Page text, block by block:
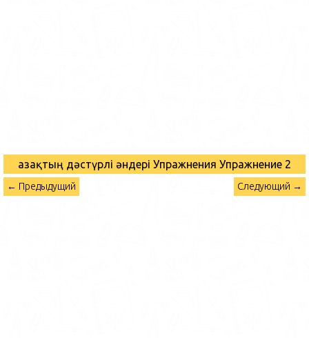
Қазақтың дәстүрлі әндері Упражнения Упражнение 2
← Предыдущий Следующий →